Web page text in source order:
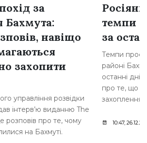
за
Бахмута:
навіщо
захопити
управління розвідки
інтерв’ю виданню The
розповів про те, чому
на Бахмуті.
темпи
за
Темпи
районі
останні
про те, що
захоплення
10:47,